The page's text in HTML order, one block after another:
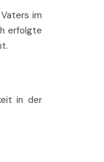
im
erfolgte
in der